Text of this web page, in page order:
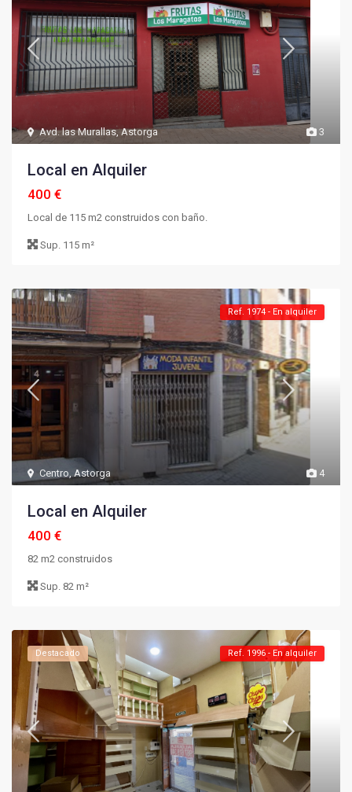
3
Avd. las Murallas,Astorga
Local en Alquiler
400 €
Local de 115 m2 construidos con baño.
Sup. 115 m²
4
Centro,Astorga
Ref. 1974 - En alquiler
Local en Alquiler
400 €
82 m2 construidos
Sup. 82 m²
Destacado Ref. 1996 - En alquiler